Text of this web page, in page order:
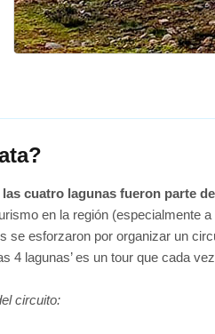
cuatro lagunas fueron parte
en la región (especialmente
se esforzaron por organizar un
4 lagunas’ es un tour que cada
circuito: